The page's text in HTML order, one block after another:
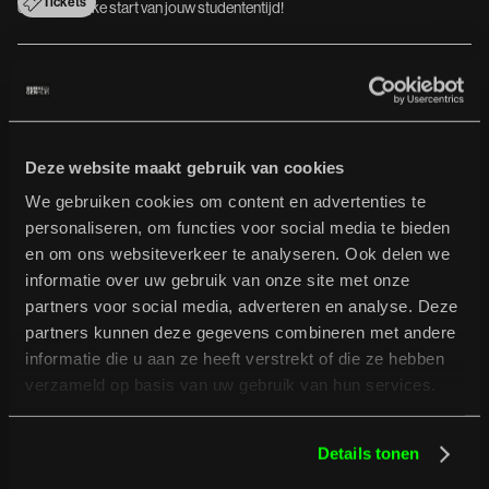
Deze website maakt gebruik van cookies
We gebruiken cookies om content en advertenties te
personaliseren, om functies voor social media te bieden
en om ons websiteverkeer te analyseren. Ook delen we
informatie over uw gebruik van onze site met onze
partners voor social media, adverteren en analyse. Deze
partners kunnen deze gegevens combineren met andere
informatie die u aan ze heeft verstrekt of die ze hebben
verzameld op basis van uw gebruik van hun services.
Details tonen
onvergetelijke start van jouw studententijd!
vr 28 aug
M a a
unieke mix van latin rock en percussion rock
Tickets
za 29 en zo 30 aug
Live
NTO THE MUD
Carson McHone (USA) / JesperJesper (NL) / The Brothers
Comatose (USA) / Truffle Valley Boys (IT) / Blue Grass Boogiemen &
Pieternel (NL) / Postmodern Clarity (NL) / Salland Sound Collective